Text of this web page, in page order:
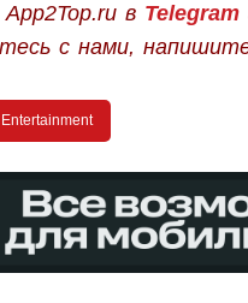
в Telegram
с нами,
Entertainment